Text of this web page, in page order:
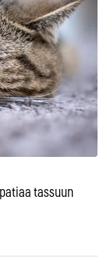
tassuun